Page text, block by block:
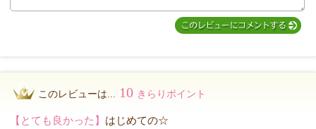
このレビューは... 10 きらりポイント
【とても良かった】 はじめての☆